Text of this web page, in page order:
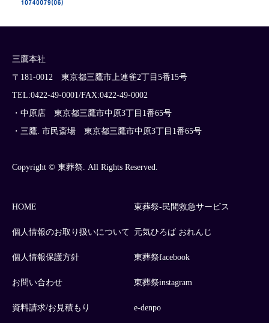
三鷹本社
〒181-0012 東京都三鷹市上連雀2丁目5番15号
TEL:0422-49-0001/FAX:0422-49-0002
・中原店 東京都三鷹市中原3丁目1番65号
・三鷹. 市民斎場 東京都三鷹市中原3丁目1番65号
Copyright © 東葬祭. All Rights Reserved.
HOME
個人情報のお取り扱いについて
個人情報保護方針
お問い合わせ
資料請求/お見積もり
東葬祭-民間救急サービス
元気ひろば おれんじ
東葬祭facebook
東葬祭instagram
e-denpo